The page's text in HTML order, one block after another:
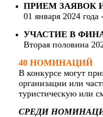
ПРИЕМ ЗАЯВОК
01 января 2024 года
УЧАСТИЕ В
Вторая половина
40 НОМИНАЦИЙ
В конкурсе могут
организации или
туристическую или
СРЕДИ